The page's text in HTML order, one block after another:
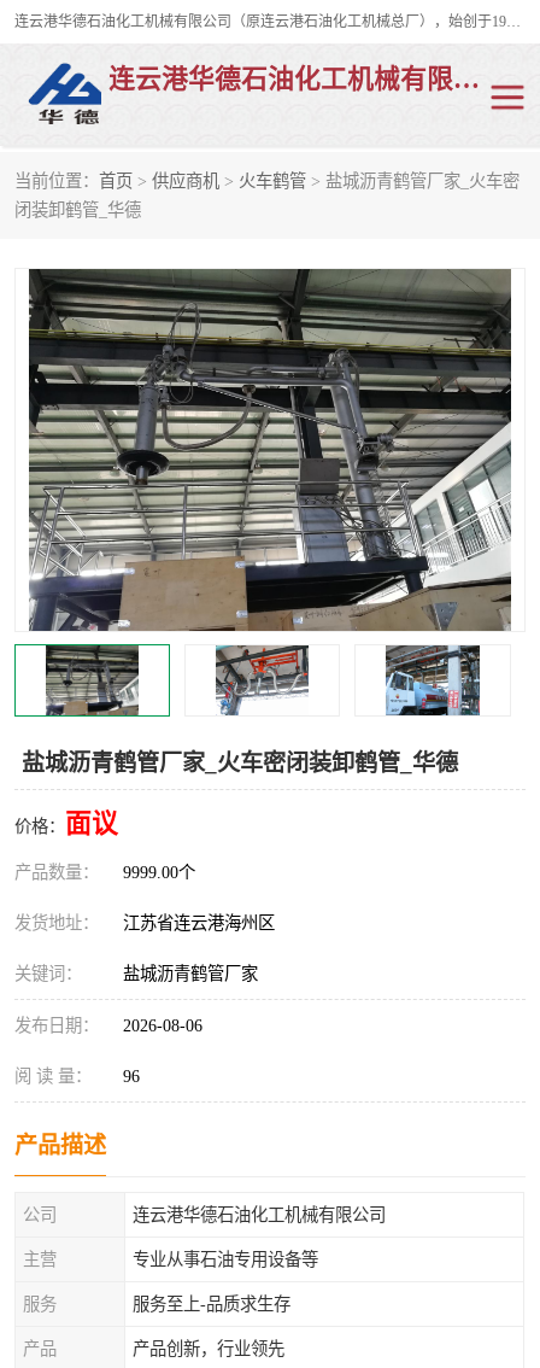
连云港华德石油化工机械有限公司（原连云港石油化工机械总厂），始创于1982年，是从事码头船用流体装卸臂、陆用流体装卸臂（鹤管）、活动梯、钢构平台、定量装车系统等全系列流体装卸设备的设计、制造、销售以及服务的专业供应商。
连云港华德石油化工机械有限公司
当前位置： 首页 > 供应商机 > 火车鹤管 > 盐城沥青鹤管厂家_火车密
闭装卸鹤管_华德
盐城沥青鹤管厂家_火车密闭装卸鹤管_华德
价格： 面议
产品数量： 9999.00个
发货地址： 江苏省连云港海州区
关键词： 盐城沥青鹤管厂家
发布日期： 2026-08-06
阅 读 量： 96
产品描述
公司 连云港华德石油化工机械有限公司
主营 专业从事石油专用设备等
服务 服务至上-品质求生存
产品 产品创新，行业领先
陆用流体装卸臂
液氨鹤管 液氯鹤管
LNG鹤管 活动梯
平台栈桥 卸车鹤管
装车鹤管 输油臂
紧急脱离干式接头 火车鹤管
汽车鹤管 顶部鹤管
底部鹤管 低温鹤管
浮动出油装置 鹤管